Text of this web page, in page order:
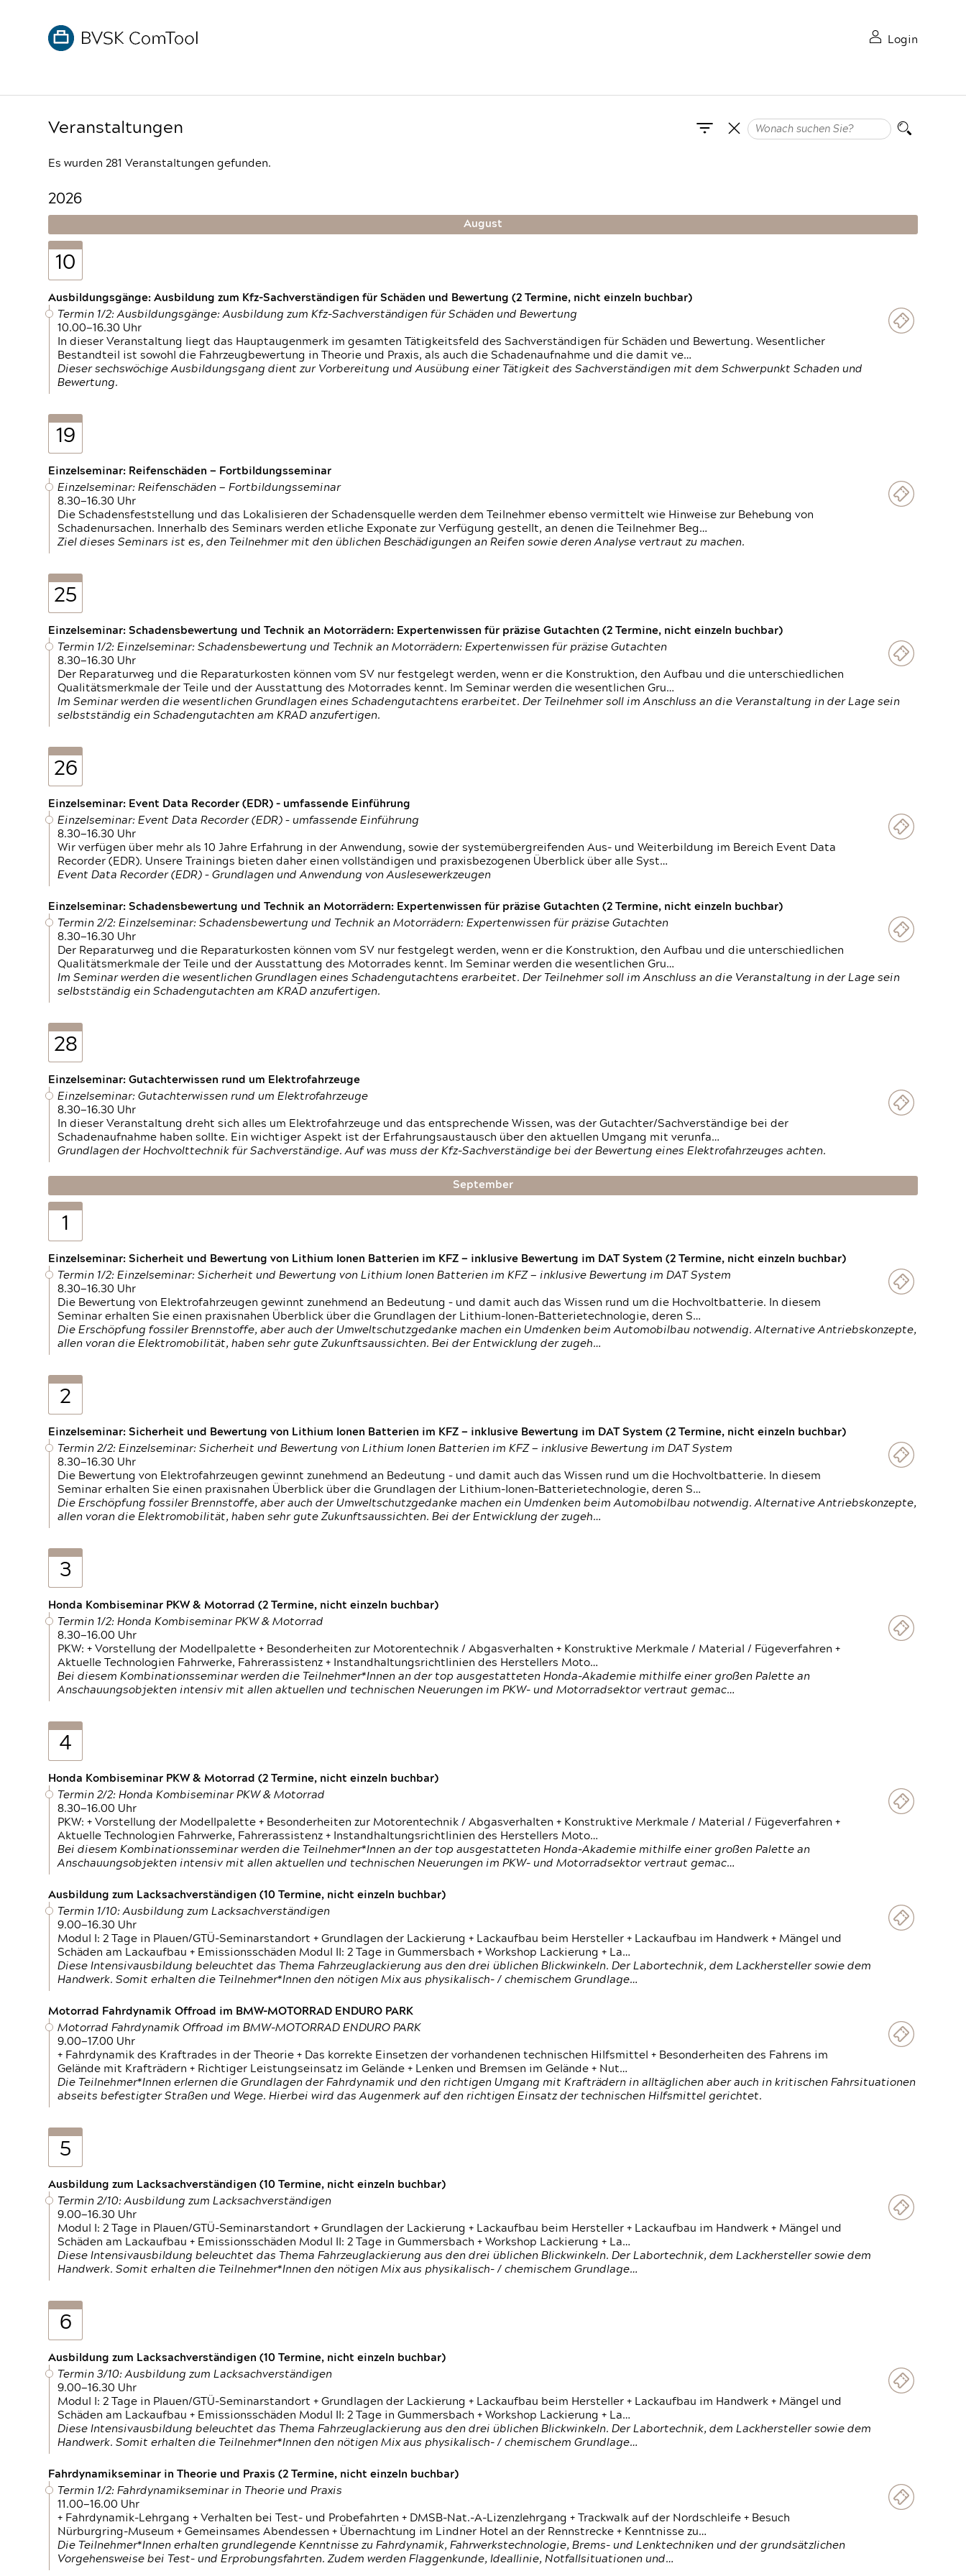
Login
Veranstaltungen
Es wurden 281 Veranstaltungen gefunden.
2026
August
10
Ausbildungsgänge: Ausbildung zum Kfz-Sachverständigen für Schäden und Bewertung (2 Termine, nicht einzeln buchbar)
Termin 1/2: Ausbildungsgänge: Ausbildung zum Kfz-Sachverständigen für Schäden und Bewertung
10.00—16.30 Uhr
In dieser Veranstaltung liegt das Hauptaugenmerk im gesamten Tätigkeitsfeld des Sachverständigen für Schäden und Bewertung. Wesentlicher
Bestandteil ist sowohl die Fahrzeugbewertung in Theorie und Praxis, als auch die Schadenaufnahme und die damit ve…
Dieser sechswöchige Ausbildungsgang dient zur Vorbereitung und Ausübung einer Tätigkeit des Sachverständigen mit dem Schwerpunkt Schaden und
Bewertung.
19
Einzelseminar: Reifenschäden — Fortbildungsseminar
Einzelseminar: Reifenschäden — Fortbildungsseminar
8.30—16.30 Uhr
Die Schadensfeststellung und das Lokalisieren der Schadensquelle werden dem Teilnehmer ebenso vermittelt wie Hinweise zur Behebung von
Schadenursachen. Innerhalb des Seminars werden etliche Exponate zur Verfügung gestellt, an denen die Teilnehmer Beg…
Ziel dieses Seminars ist es, den Teilnehmer mit den üblichen Beschädigungen an Reifen sowie deren Analyse vertraut zu machen.
25
Einzelseminar: Schadensbewertung und Technik an Motorrädern: Expertenwissen für präzise Gutachten (2 Termine, nicht einzeln buchbar)
Termin 1/2: Einzelseminar: Schadensbewertung und Technik an Motorrädern: Expertenwissen für präzise Gutachten
8.30—16.30 Uhr
Der Reparaturweg und die Reparaturkosten können vom SV nur festgelegt werden, wenn er die Konstruktion, den Aufbau und die unterschiedlichen
Qualitätsmerkmale der Teile und der Ausstattung des Motorrades kennt. Im Seminar werden die wesentlichen Gru…
Im Seminar werden die wesentlichen Grundlagen eines Schadengutachtens erarbeitet. Der Teilnehmer soll im Anschluss an die Veranstaltung in der Lage sein
selbstständig ein Schadengutachten am KRAD anzufertigen.
26
Einzelseminar: Event Data Recorder (EDR) – umfassende Einführung
Einzelseminar: Event Data Recorder (EDR) – umfassende Einführung
8.30—16.30 Uhr
Wir verfügen über mehr als 10 Jahre Erfahrung in der Anwendung, sowie der systemübergreifenden Aus- und Weiterbildung im Bereich Event Data
Recorder (EDR). Unsere Trainings bieten daher einen vollständigen und praxisbezogenen Überblick über alle Syst…
Event Data Recorder (EDR) – Grundlagen und Anwendung von Auslesewerkzeugen
Einzelseminar: Schadensbewertung und Technik an Motorrädern: Expertenwissen für präzise Gutachten (2 Termine, nicht einzeln buchbar)
Termin 2/2: Einzelseminar: Schadensbewertung und Technik an Motorrädern: Expertenwissen für präzise Gutachten
8.30—16.30 Uhr
Der Reparaturweg und die Reparaturkosten können vom SV nur festgelegt werden, wenn er die Konstruktion, den Aufbau und die unterschiedlichen
Qualitätsmerkmale der Teile und der Ausstattung des Motorrades kennt. Im Seminar werden die wesentlichen Gru…
Im Seminar werden die wesentlichen Grundlagen eines Schadengutachtens erarbeitet. Der Teilnehmer soll im Anschluss an die Veranstaltung in der Lage sein
selbstständig ein Schadengutachten am KRAD anzufertigen.
28
Einzelseminar: Gutachterwissen rund um Elektrofahrzeuge
Einzelseminar: Gutachterwissen rund um Elektrofahrzeuge
8.30—16.30 Uhr
In dieser Veranstaltung dreht sich alles um Elektrofahrzeuge und das entsprechende Wissen, was der Gutachter/Sachverständige bei der
Schadenaufnahme haben sollte. Ein wichtiger Aspekt ist der Erfahrungsaustausch über den aktuellen Umgang mit verunfa…
Grundlagen der Hochvolttechnik für Sachverständige. Auf was muss der Kfz-Sachverständige bei der Bewertung eines Elektrofahrzeuges achten.
September
1
Einzelseminar: Sicherheit und Bewertung von Lithium Ionen Batterien im KFZ — inklusive Bewertung im DAT System (2 Termine, nicht einzeln buchbar)
Termin 1/2: Einzelseminar: Sicherheit und Bewertung von Lithium Ionen Batterien im KFZ — inklusive Bewertung im DAT System
8.30—16.30 Uhr
Die Bewertung von Elektrofahrzeugen gewinnt zunehmend an Bedeutung – und damit auch das Wissen rund um die Hochvoltbatterie. In diesem
Seminar erhalten Sie einen praxisnahen Überblick über die Grundlagen der Lithium-Ionen-Batterietechnologie, deren S…
Die Erschöpfung fossiler Brennstoffe, aber auch der Umweltschutzgedanke machen ein Umdenken beim Automobilbau notwendig. Alternative Antriebskonzepte,
allen voran die Elektromobilität, haben sehr gute Zukunftsaussichten. Bei der Entwicklung der zugeh…
2
Einzelseminar: Sicherheit und Bewertung von Lithium Ionen Batterien im KFZ — inklusive Bewertung im DAT System (2 Termine, nicht einzeln buchbar)
Termin 2/2: Einzelseminar: Sicherheit und Bewertung von Lithium Ionen Batterien im KFZ — inklusive Bewertung im DAT System
8.30—16.30 Uhr
Die Bewertung von Elektrofahrzeugen gewinnt zunehmend an Bedeutung – und damit auch das Wissen rund um die Hochvoltbatterie. In diesem
Seminar erhalten Sie einen praxisnahen Überblick über die Grundlagen der Lithium-Ionen-Batterietechnologie, deren S…
Die Erschöpfung fossiler Brennstoffe, aber auch der Umweltschutzgedanke machen ein Umdenken beim Automobilbau notwendig. Alternative Antriebskonzepte,
allen voran die Elektromobilität, haben sehr gute Zukunftsaussichten. Bei der Entwicklung der zugeh…
3
Honda Kombiseminar PKW & Motorrad (2 Termine, nicht einzeln buchbar)
Termin 1/2: Honda Kombiseminar PKW & Motorrad
8.30—16.00 Uhr
PKW: + Vorstellung der Modellpalette + Besonderheiten zur Motorentechnik / Abgasverhalten + Konstruktive Merkmale / Material / Fügeverfahren +
Aktuelle Technologien Fahrwerke, Fahrerassistenz + Instandhaltungsrichtlinien des Herstellers Moto…
Bei diesem Kombinationsseminar werden die Teilnehmer*Innen an der top ausgestatteten Honda-Akademie mithilfe einer großen Palette an
Anschauungsobjekten intensiv mit allen aktuellen und technischen Neuerungen im PKW- und Motorradsektor vertraut gemac…
4
Honda Kombiseminar PKW & Motorrad (2 Termine, nicht einzeln buchbar)
Termin 2/2: Honda Kombiseminar PKW & Motorrad
8.30—16.00 Uhr
PKW: + Vorstellung der Modellpalette + Besonderheiten zur Motorentechnik / Abgasverhalten + Konstruktive Merkmale / Material / Fügeverfahren +
Aktuelle Technologien Fahrwerke, Fahrerassistenz + Instandhaltungsrichtlinien des Herstellers Moto…
Bei diesem Kombinationsseminar werden die Teilnehmer*Innen an der top ausgestatteten Honda-Akademie mithilfe einer großen Palette an
Anschauungsobjekten intensiv mit allen aktuellen und technischen Neuerungen im PKW- und Motorradsektor vertraut gemac…
Ausbildung zum Lacksachverständigen (10 Termine, nicht einzeln buchbar)
Termin 1/10: Ausbildung zum Lacksachverständigen
9.00—16.30 Uhr
Modul I: 2 Tage in Plauen/GTÜ-Seminarstandort + Grundlagen der Lackierung + Lackaufbau beim Hersteller + Lackaufbau im Handwerk + Mängel und
Schäden am Lackaufbau + Emissionsschäden Modul II: 2 Tage in Gummersbach + Workshop Lackierung + La…
Diese Intensivausbildung beleuchtet das Thema Fahrzeuglackierung aus den drei üblichen Blickwinkeln. Der Labortechnik, dem Lackhersteller sowie dem
Handwerk. Somit erhalten die Teilnehmer*Innen den nötigen Mix aus physikalisch- / chemischem Grundlage…
Motorrad Fahrdynamik Offroad im BMW-MOTORRAD ENDURO PARK
Motorrad Fahrdynamik Offroad im BMW-MOTORRAD ENDURO PARK
9.00—17.00 Uhr
+ Fahrdynamik des Kraftrades in der Theorie + Das korrekte Einsetzen der vorhandenen technischen Hilfsmittel + Besonderheiten des Fahrens im
Gelände mit Krafträdern + Richtiger Leistungseinsatz im Gelände + Lenken und Bremsen im Gelände + Nut…
Die Teilnehmer*Innen erlernen die Grundlagen der Fahrdynamik und den richtigen Umgang mit Krafträdern in alltäglichen aber auch in kritischen Fahrsituationen
abseits befestigter Straßen und Wege. Hierbei wird das Augenmerk auf den richtigen Einsatz der technischen Hilfsmittel gerichtet.
5
Ausbildung zum Lacksachverständigen (10 Termine, nicht einzeln buchbar)
Termin 2/10: Ausbildung zum Lacksachverständigen
9.00—16.30 Uhr
Modul I: 2 Tage in Plauen/GTÜ-Seminarstandort + Grundlagen der Lackierung + Lackaufbau beim Hersteller + Lackaufbau im Handwerk + Mängel und
Schäden am Lackaufbau + Emissionsschäden Modul II: 2 Tage in Gummersbach + Workshop Lackierung + La…
Diese Intensivausbildung beleuchtet das Thema Fahrzeuglackierung aus den drei üblichen Blickwinkeln. Der Labortechnik, dem Lackhersteller sowie dem
Handwerk. Somit erhalten die Teilnehmer*Innen den nötigen Mix aus physikalisch- / chemischem Grundlage…
6
Ausbildung zum Lacksachverständigen (10 Termine, nicht einzeln buchbar)
Termin 3/10: Ausbildung zum Lacksachverständigen
9.00—16.30 Uhr
Modul I: 2 Tage in Plauen/GTÜ-Seminarstandort + Grundlagen der Lackierung + Lackaufbau beim Hersteller + Lackaufbau im Handwerk + Mängel und
Schäden am Lackaufbau + Emissionsschäden Modul II: 2 Tage in Gummersbach + Workshop Lackierung + La…
Diese Intensivausbildung beleuchtet das Thema Fahrzeuglackierung aus den drei üblichen Blickwinkeln. Der Labortechnik, dem Lackhersteller sowie dem
Handwerk. Somit erhalten die Teilnehmer*Innen den nötigen Mix aus physikalisch- / chemischem Grundlage…
Fahrdynamikseminar in Theorie und Praxis (2 Termine, nicht einzeln buchbar)
Termin 1/2: Fahrdynamikseminar in Theorie und Praxis
11.00—16.00 Uhr
+ Fahrdynamik-Lehrgang + Verhalten bei Test- und Probefahrten + DMSB-Nat.-A-Lizenzlehrgang + Trackwalk auf der Nordschleife + Besuch
Nürburgring-Museum + Gemeinsames Abendessen + Übernachtung im Lindner Hotel an der Rennstrecke + Kenntnisse zu…
Die Teilnehmer*Innen erhalten grundlegende Kenntnisse zu Fahrdynamik, Fahrwerkstechnologie, Brems- und Lenktechniken und der grundsätzlichen
Vorgehensweise bei Test- und Erprobungsfahrten. Zudem werden Flaggenkunde, Ideallinie, Notfallsituationen und…